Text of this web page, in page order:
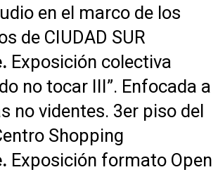
en el marco de los
de CIUDAD SUR
Exposición colectiva
no tocar III”. Enfocada a
no videntes. 3er piso del
Shopping
Exposición formato Open